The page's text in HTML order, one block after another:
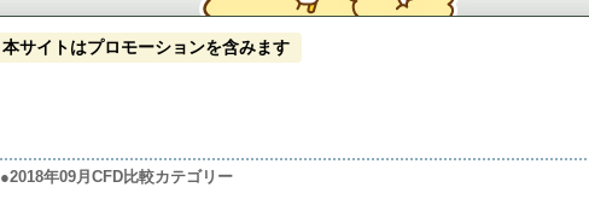
本サイトはプロモーションを含みます
●2018年09月CFD比較カテゴリー